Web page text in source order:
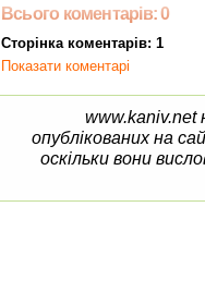
Всього коментарів: 0
Сторінка коментарів: 1
Показати коментарі
www.kaniv.net
опублікованих на
оскільки вони